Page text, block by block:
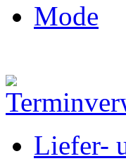
Mode
Liefer-